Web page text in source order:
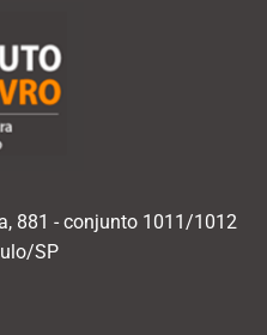
881 - conjunto 1011/1012
SP